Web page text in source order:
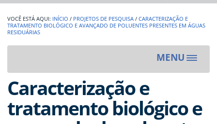
INÍCIO / PROJETOS DE PESQUISA / CARACTERIZAÇÃO E
TRATAMENTO BIOLÓGICO E AVANÇADO DE POLUENTES PRESENTES EM ÁGUAS
RESIDUÁRIAS
MENU
Toggle
Caracterização e
tratamento biológico e